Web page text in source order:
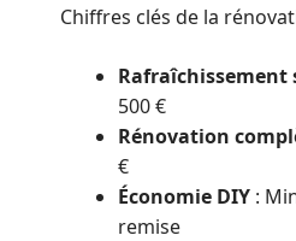
Chiffres clés de la
Rafraîchissement
500 €
Rénovation
€
Économie DIY :
remise